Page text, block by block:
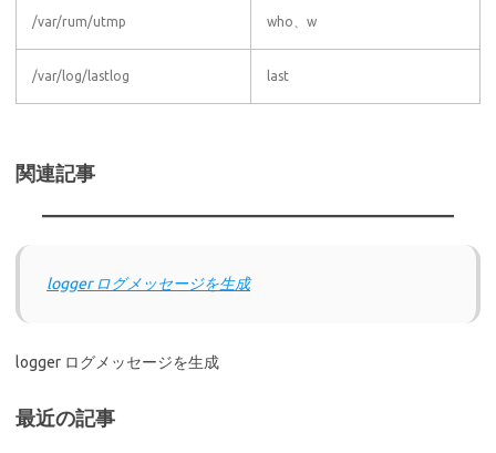
/var/rum/utmp who、w
/var/log/lastlog last
関連記事
logger ログメッセージを生成
logger ログメッセージを生成
最近の記事